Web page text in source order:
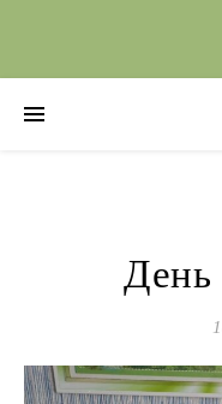
День